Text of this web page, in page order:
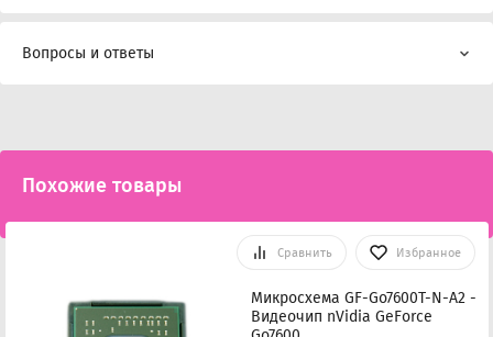
Вопросы и ответы
Похожие товары
Сравнить Избранное
Микросхема GF-Go7600T-N-A2 -
Видеочип nVidia GeForce